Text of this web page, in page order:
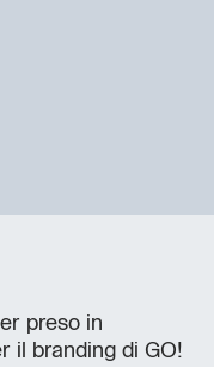
preso in
il branding di GO!